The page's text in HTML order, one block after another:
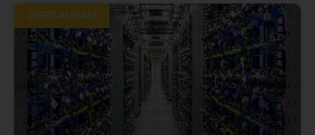
DIGITALISASI